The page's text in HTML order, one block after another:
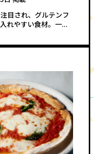
目され、グルテンフ
れやすい食材。一...